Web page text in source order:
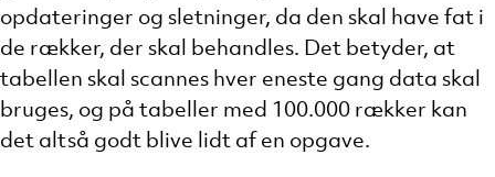
opdateringer og sletninger, da den skal have fat i
de rækker, der skal behandles. Det betyder, at
tabellen skal scannes hver eneste gang data skal
bruges, og på tabeller med 100.000 rækker kan
det altså godt blive lidt af en opgave.